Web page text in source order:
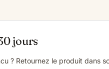
jours
? Retournez le produit dans